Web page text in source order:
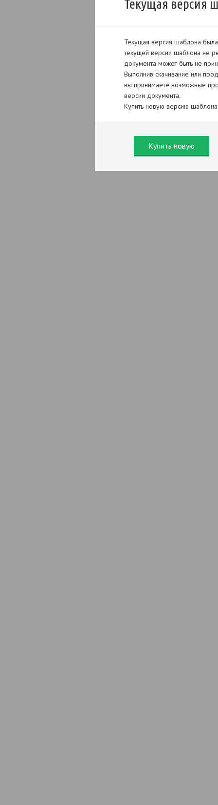
Текущая версия
Текущая версия шаблона
текущей версии шаблона не
документа может быть не
Выполнив скачивание или
вы принимаете возможные
версии документа.
Купить новую версию
Купить новую